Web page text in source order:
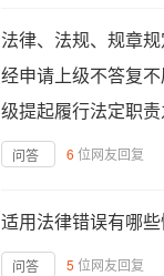
法律、法规、规章
经申请上级不答复
级提起履行法定职责
问答 6 位网友回复
适用法律错误有哪些
问答 5 位网友回复